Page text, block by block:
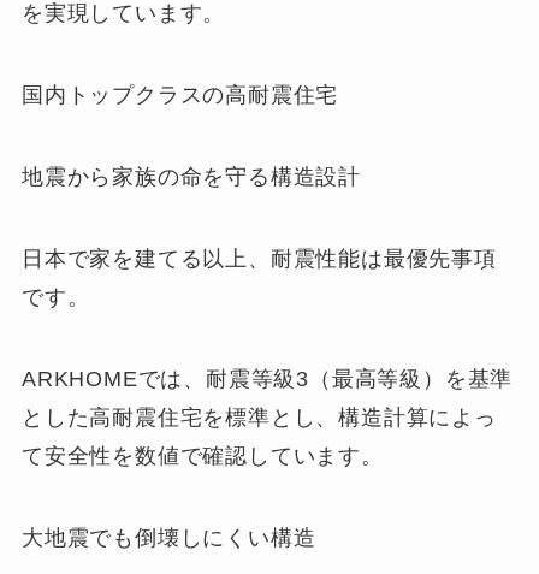
を実現しています。
国内トップクラスの高耐震住宅
地震から家族の命を守る構造設計
日本で家を建てる以上、耐震性能は最優先事項
です。
ARKHOMEでは、耐震等級3（最高等級）を基準
とした高耐震住宅を標準とし、構造計算によっ
て安全性を数値で確認しています。
大地震でも倒壊しにくい構造